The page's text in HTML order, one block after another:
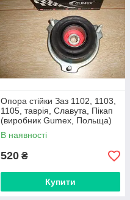
Опора стійки Заз 1102, 1103,
1105, таврія, Славута, Пікап
(виробник Gumex, Польща)
В наявності
520 ₴
Купити